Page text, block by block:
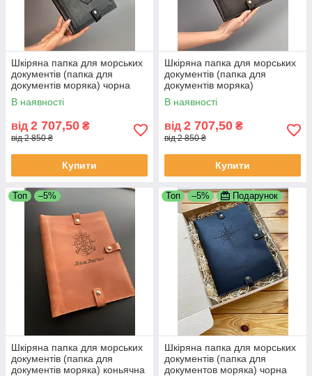
Шкіряна папка для морських
документів (папка для
документів моряка) чорна
В наявності
від 2 707,50 ₴
від 2 850 ₴
Купити
Шкіряна папка для морських
документів (папка для
документів моряка)
коричнева
В наявності
від 2 707,50 ₴
від 2 850 ₴
Купити
Топ –5%
Шкіряна папка для морських
документів (папка для
документів моряка) коньячна
Топ –5% Подарунок
Шкіряна папка для морських
документів (папка для
документов моряка) чорна